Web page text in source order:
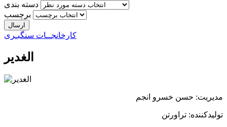
دسته بندی
برچسب
کارخانجــات سنگبـری
الغدیر
مدیریت: حسن خسرو انجم
تولیدکننده: تراورتن